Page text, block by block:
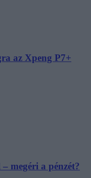
az Xpeng P7+
megéri a pénzét?